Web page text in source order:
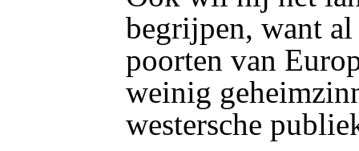
begrijpen, want
poorten van
weinig
westersche